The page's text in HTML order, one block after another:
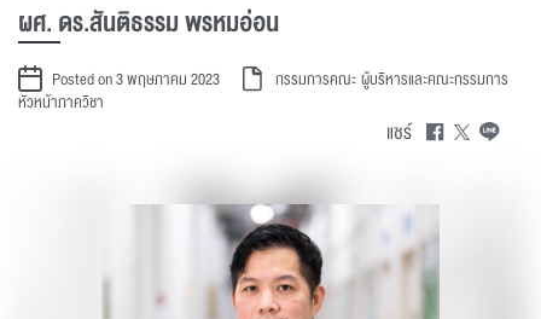
ผศ. ดร.สันติธรรม พรหมอ่อน
Posted on 3 พฤษภาคม 2023 กรรมการคณะผู้บริหารและคณะกรรมการ
หัวหน้าภาควิชา
แชร์